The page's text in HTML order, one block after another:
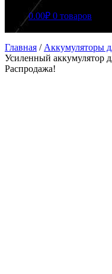
0.00₽ 0 товаров
Главная / Аккумуляторы
Усиленный аккумулятор
Распродажа!